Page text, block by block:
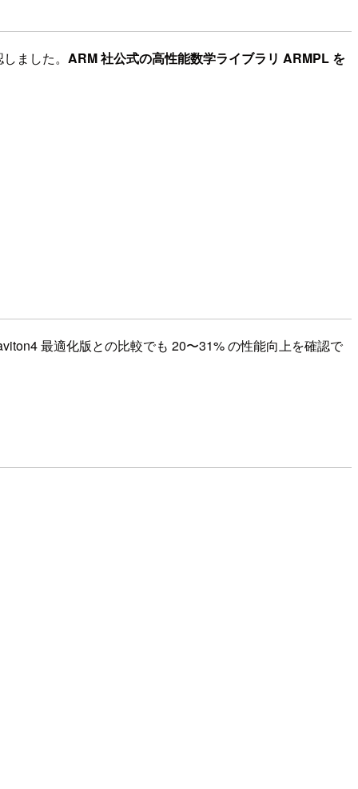
ました。 ARM 社公式の高性能数学ライブラリ ARMPL を
最適化版との比較でも 20〜31% の性能向上を確認で